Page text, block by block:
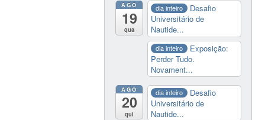
AGO
19
qua
dia inteiro
Desafio
Universitário de
Nautide...
dia inteiro
Exposição:
Perder Tudo.
Novament...
AGO
20
qui
dia inteiro
Desafio
Universitário de
Nautide...